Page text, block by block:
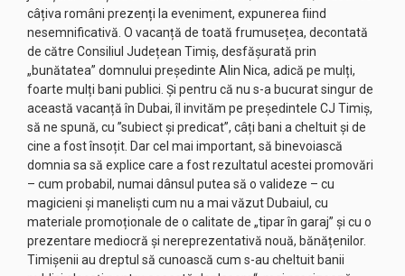
câțiva români prezenți la eveniment, expunerea fiind
nesemnificativă. O vacanță de toată frumusețea, decontată
de către Consiliul Județean Timiș, desfășurată prin
„bunătatea” domnului președinte Alin Nica, adică pe mulți,
foarte mulți bani publici. Și pentru că nu s-a bucurat singur de
această vacanță în Dubai, îl invităm pe președintele CJ Timiș,
să ne spună, cu ”subiect și predicat”, câți bani a cheltuit și de
cine a fost însoțit. Dar cel mai important, să binevoiască
domnia sa să explice care a fost rezultatul acestei promovări
– cum probabil, numai dânsul putea să o valideze – cu
magicieni și maneliști cum nu a mai văzut Dubaiul, cu
materiale promoționale de o calitate de „tipar în garaj” și cu o
prezentare mediocră și nereprezentativă nouă, bănățenilor.
Timișenii au dreptul să cunoască cum s-au cheltuit banii